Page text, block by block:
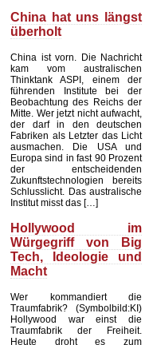
China hat uns längst
überholt
China ist vorn. Die Nachricht
kam vom australischen
Thinktank ASPI, einem der
führenden Institute bei der
Beobachtung des Reichs der
Mitte. Wer jetzt nicht aufwacht,
der darf in den deutschen
Fabriken als Letzter das Licht
ausmachen. Die USA und
Europa sind in fast 90 Prozent
der entscheidenden
Zukunftstechnologien bereits
Schlusslicht. Das australische
Institut misst das […]
Hollywood im
Würgegriff von Big
Tech, Ideologie und
Macht
Wer kommandiert die
Traumfabrik? (Symbolbild:KI)
Hollywood war einst die
Traumfabrik der Freiheit.
Heute droht es zum